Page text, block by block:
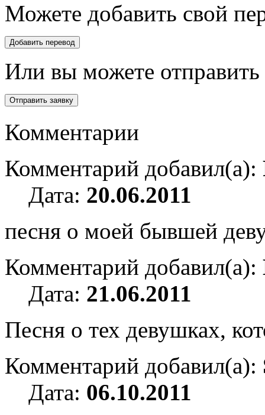
Можете добавить свой
Или вы можете отправить
Комментарии
Комментарий добавил(а):
Дата: 20.06.2011
песня о моей бывшей
Комментарий добавил(а):
Дата: 21.06.2011
Песня о тех девушках,
Комментарий добавил(а):
Дата: 06.10.2011